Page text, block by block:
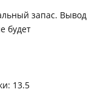
запас. Вывод
будет
13.5